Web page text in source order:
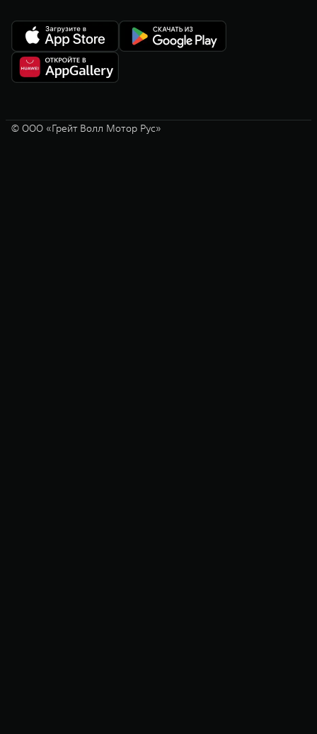
© ООО «Грейт Волл Мотор Рус»